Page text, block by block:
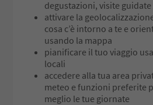
degustazioni, visite guidate
attivare la
cosa c’è intorno a te e
usando la mappa
pianificare il tuo viaggio
locali
accedere alla tua area
meteo e funzioni preferite
meglio le tue giornate